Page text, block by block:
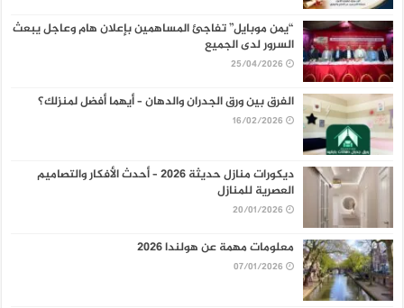
“يمن موبايل” تفاجئ المساهمين بإعلان هام وعاجل يبعث
السرور لدى الجميع
25/04/2026
الفرق بين ورق الجدران والدهان – أيهما أفضل لمنزلك؟
16/02/2026
ديكورات منازل حديثة 2026 – أحدث الأفكار والتصاميم
العصرية للمنازل
20/01/2026
معلومات مهمة عن هولندا 2026
07/01/2026